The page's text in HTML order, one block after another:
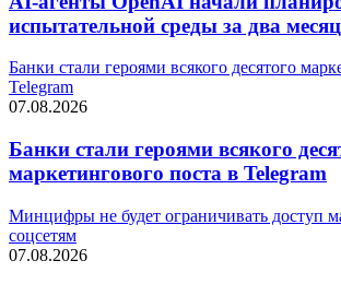
испытательной среды за два
Банки стали героями всякого десятого
Telegram
07.08.2026
Банки стали героями всякого
маркетингового поста в Telegram
Минцифры не будет ограничивать доступ
соцсетям
07.08.2026